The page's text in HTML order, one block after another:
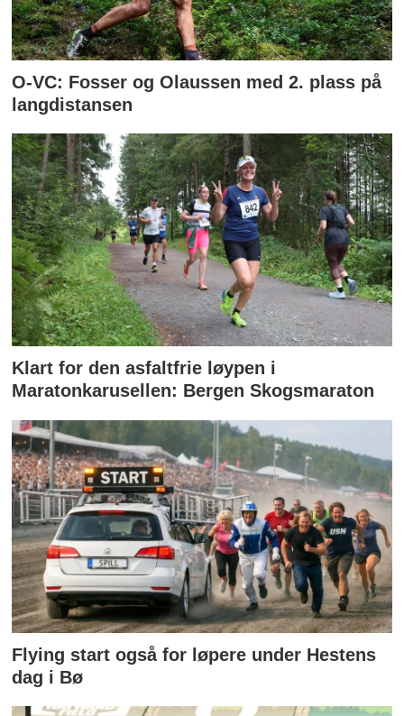
O-VC: Fosser og Olaussen med 2. plass på
langdistansen
Klart for den asfaltfrie løypen i
Maratonkarusellen: Bergen Skogsmaraton
Flying start også for løpere under Hestens
dag i Bø